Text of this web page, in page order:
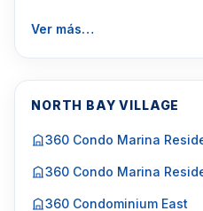
Ver más…
NORTH BAY VILLAGE
360 Condo Marina
360 Condo Marina
360 Condominium East